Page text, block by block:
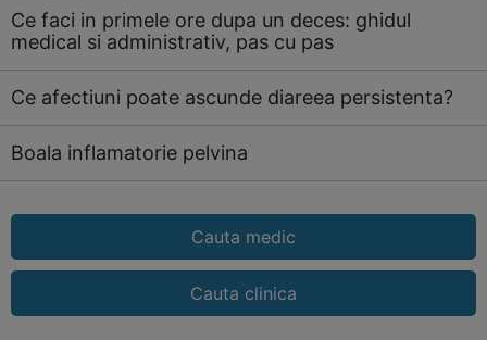
Ce faci in primele ore dupa un deces: ghidul
medical si administrativ, pas cu pas
Ce afectiuni poate ascunde diareea persistenta?
Boala inflamatorie pelvina
Cauta medic
Cauta clinica